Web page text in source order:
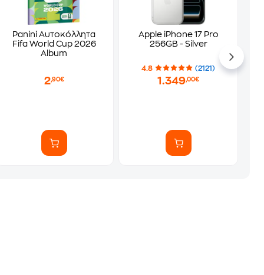
Panini Αυτοκόλλητα
Fifa World Cup 2026
Album
2,90€
Apple iPhone 17 Pro
256GB - Silver
4.8 (2121)
1.349,00€